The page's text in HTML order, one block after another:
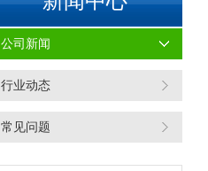
公司新闻
行业动态
常见问题